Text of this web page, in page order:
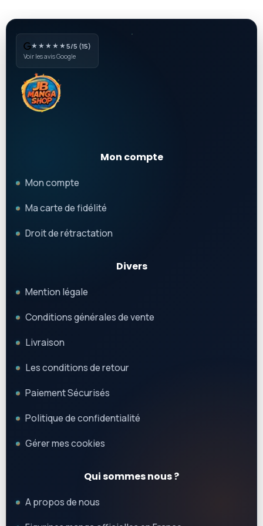
★★★★★5/5 (15)
Voir les avis Google
Mon compte
Mon compte
Ma carte de fidélité
Droit de rétractation
Divers
Mention légale
Conditions générales de vente
Livraison
Les conditions de retour
Paiement Sécurisés
Politique de confidentialité
Gérer mes cookies
Qui sommes nous ?
A propos de nous